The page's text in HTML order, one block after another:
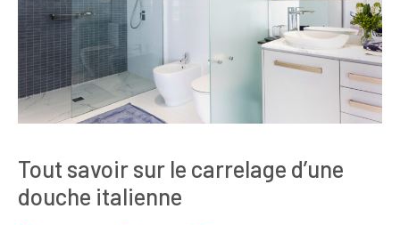
Tout savoir sur le carrelage d’une
douche italienne